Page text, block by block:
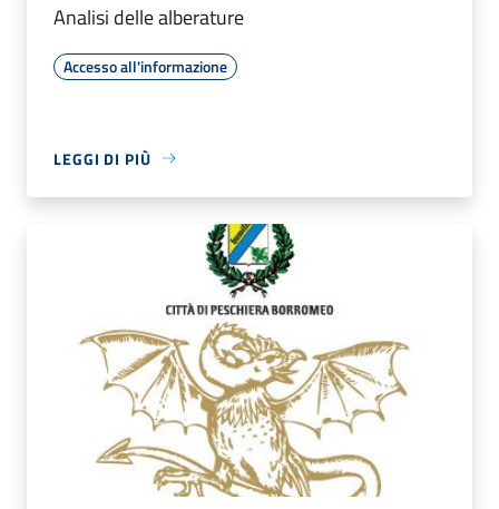
Analisi delle alberature
Accesso all'informazione
LEGGI DI PIÙ